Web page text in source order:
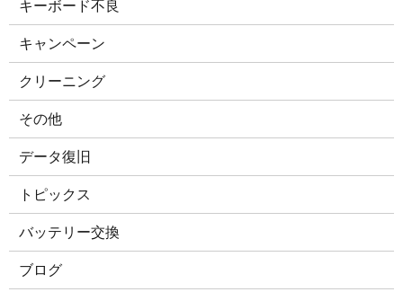
キーボード不良
キャンペーン
クリーニング
その他
データ復旧
トピックス
バッテリー交換
ブログ